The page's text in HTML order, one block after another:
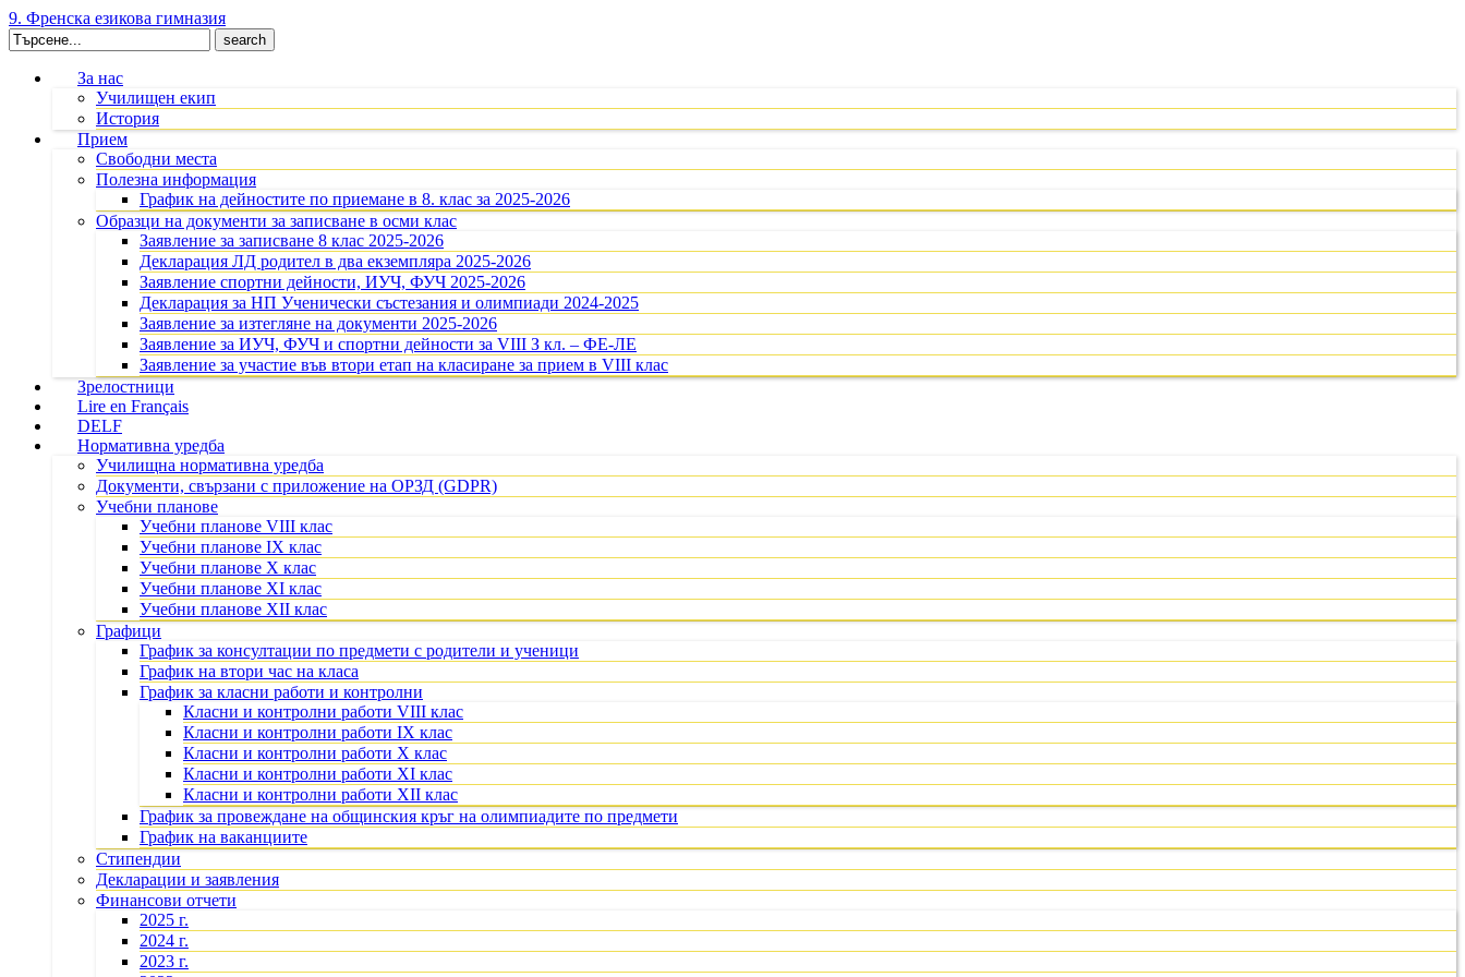
9. Френска езикова гимназия
Search
for:
За нас
Училищен екип
История
Прием
Свободни места
Полезна информация
График на дейностите по приемане в 8. клас за 2025-2026
Образци на документи за записване в осми клас
Заявление за записване 8 клас 2025-2026
Декларация ЛД родител в два екземпляра 2025-2026
Заявление спортни дейности, ИУЧ, ФУЧ 2025-2026
Декларация за НП Ученически състезания и олимпиади 2024-2025
Заявление за изтегляне на документи 2025-2026
Заявление за ИУЧ, ФУЧ и спортни дейности за VIII З кл. – ФЕ-ЛЕ
Заявление за участие във втори етап на класиране за прием в VIII клас
Зрелостници
Lire en Français
DELF
Нормативна уредба
Училищна нормативна уредба
Документи, свързани с приложение на ОРЗД (GDPR)
Учебни планове
Учебни планове VIII клас
Учебни планове IX клас
Учебни планове X клас
Учебни планове XI клас
Учебни планове XII клас
Графици
График за консултации по предмети с родители и ученици
График на втори час на класа
График за класни работи и контролни
Класни и контролни работи VIII клас
Класни и контролни работи IX клас
Класни и контролни работи X клас
Класни и контролни работи XI клас
Класни и контролни работи XII клас
График за провеждане на общинския кръг на олимпиадите по предмети
График на ваканциите
Стипендии
Декларации и заявления
Финансови отчети
2025 г.
2024 г.
2023 г.